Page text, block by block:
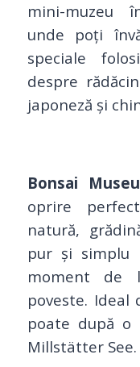
mini-muzeu
unde poți
speciale
despre
japoneză și
Bonsai
oprire
natură,
pur și simplu
moment de
poveste.
poate după o
Millstätter See.